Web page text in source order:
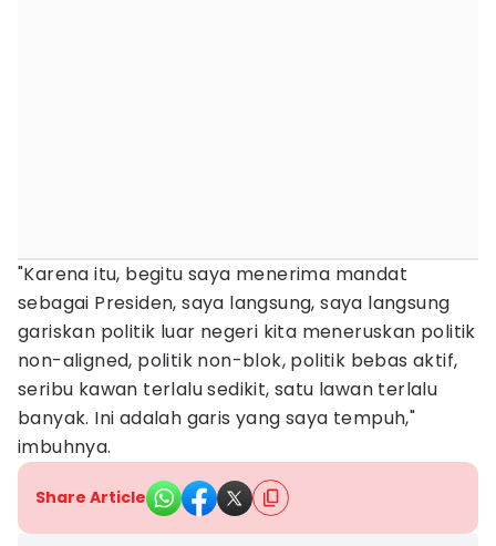
"Karena itu, begitu saya menerima mandat
sebagai Presiden, saya langsung, saya langsung
gariskan politik luar negeri kita meneruskan politik
non-aligned, politik non-blok, politik bebas aktif,
seribu kawan terlalu sedikit, satu lawan terlalu
banyak. Ini adalah garis yang saya tempuh,"
imbuhnya.
Share Article